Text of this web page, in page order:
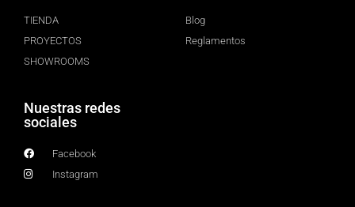
TIENDA
PROYECTOS
SHOWROOMS
Blog
Reglamentos
Nuestras redes
sociales
Facebook
Instagram